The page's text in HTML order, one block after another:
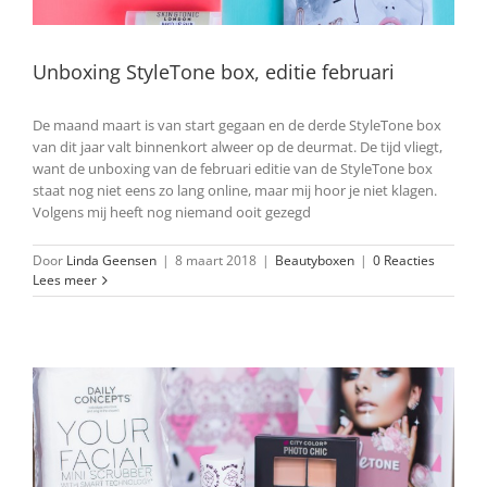
Unboxing StyleTone box, editie februari
De maand maart is van start gegaan en de derde StyleTone box
van dit jaar valt binnenkort alweer op de deurmat. De tijd vliegt,
want de unboxing van de februari editie van de StyleTone box
staat nog niet eens zo lang online, maar mij hoor je niet klagen.
Volgens mij heeft nog niemand ooit gezegd
Door Linda Geensen | 8 maart 2018 | Beautyboxen | 0 Reacties
Lees meer